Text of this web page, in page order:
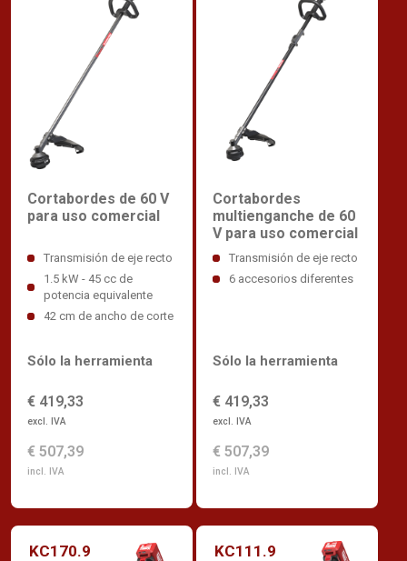
Cortabordes de 60 V
para uso comercial
Transmisión de eje recto
1.5 kW - 45 cc de
potencia equivalente
42 cm de ancho de corte
€ 419,33
excl. IVA
€ 507,39
incl. IVA
Sólo la herramienta
Cortabordes
multienganche de 60
V para uso comercial
Transmisión de eje recto
6 accesorios diferentes
€ 419,33
excl. IVA
€ 507,39
incl. IVA
Sólo la herramienta
KC170.9 KC111.9